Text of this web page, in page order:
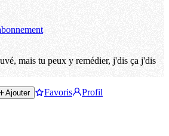
mais tu peux y remédier, j'dis ça j'dis
Ajouter Favoris Profil